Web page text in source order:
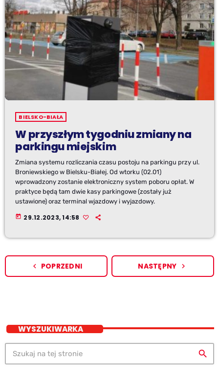
BIELSKO-BIAŁA
W przyszłym tygodniu zmiany na
parkingu miejskim
Zmiana systemu rozliczania czasu postoju na parkingu przy ul.
Broniewskiego w Bielsku-Białej. Od wtorku (02.01)
wprowadzony zostanie elektroniczny system poboru opłat. W
praktyce będą tam dwie kasy parkingowe (zostały już
ustawione) oraz terminal wjazdowy i wyjazdowy.
today 29.12.2023, 14:58
navigate_before POPRZEDNI NASTĘPNY navigate_next
WYSZUKIWARKA
search